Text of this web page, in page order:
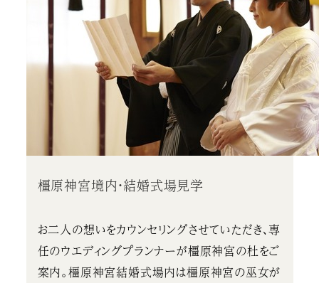
橿原神宮境内・結婚式場見学
お二人の想いをカウンセリングさせていただき、専
任のウエディングプランナーが橿原神宮の杜をご
案内。橿原神宮結婚式場内は橿原神宮の巫女が